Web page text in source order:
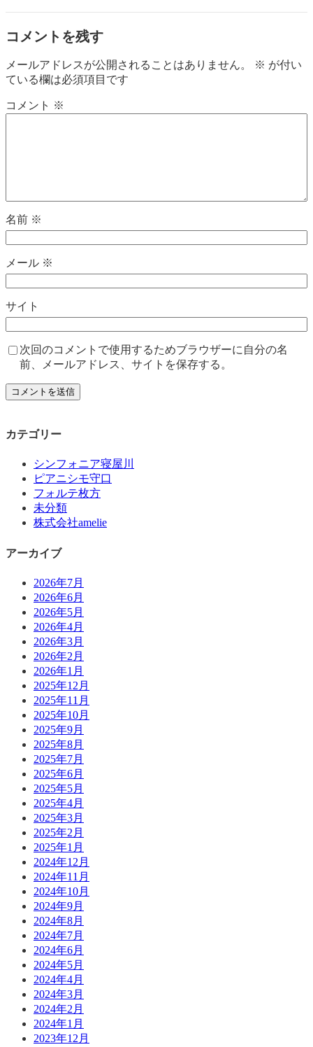
コメントを残す
メールアドレスが公開されることはありません。 ※ が付い
ている欄は必須項目です
コメント ※
名前 ※
メール ※
サイト
次回のコメントで使用するためブラウザーに自分の名
前、メールアドレス、サイトを保存する。
カテゴリー
シンフォニア寝屋川
ピアニシモ守口
フォルテ枚方
未分類
株式会社amelie
アーカイブ
2026年7月
2026年6月
2026年5月
2026年4月
2026年3月
2026年2月
2026年1月
2025年12月
2025年11月
2025年10月
2025年9月
2025年8月
2025年7月
2025年6月
2025年5月
2025年4月
2025年3月
2025年2月
2025年1月
2024年12月
2024年11月
2024年10月
2024年9月
2024年8月
2024年7月
2024年6月
2024年5月
2024年4月
2024年3月
2024年2月
2024年1月
2023年12月